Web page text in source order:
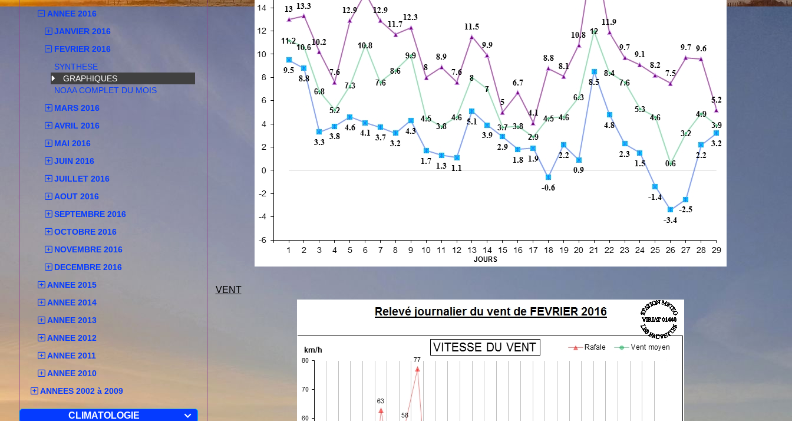
ANNEE 2016
JANVIER 2016
FEVRIER 2016
SYNTHESE
GRAPHIQUES
NOAA COMPLET DU MOIS
MARS 2016
AVRIL 2016
MAI 2016
JUIN 2016
JUILLET 2016
AOUT 2016
SEPTEMBRE 2016
OCTOBRE 2016
NOVEMBRE 2016
DECEMBRE 2016
ANNEE 2015
ANNEE 2014
ANNEE 2013
ANNEE 2012
ANNEE 2011
ANNEE 2010
ANNEES 2002 à 2009

CLIMATOLOGIE
VENT